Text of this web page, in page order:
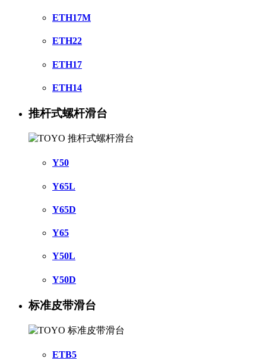
ETH17M
ETH22
ETH17
ETH14
推杆式螺杆滑台
Y50
Y65L
Y65D
Y65
Y50L
Y50D
标准皮带滑台
ETB5